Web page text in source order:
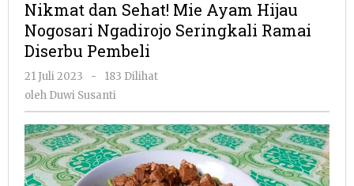
Mie
Ayam
Ramai
Diserbu
Pembeli
Nikmat dan Sehat! Mie Ayam Hijau
Nogosari Ngadirojo Seringkali Ramai
Diserbu Pembeli
21 Juli 2023
oleh
Duwi
-
183 Dilihat
oleh Duwi Susanti